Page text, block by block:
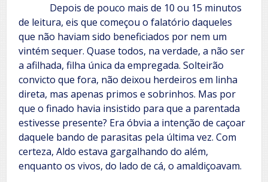
Depois de pouco mais de 10 ou 15 minutos
de leitura, eis que começou o falatório daqueles
que não haviam sido beneficiados por nem um
vintém sequer. Quase todos, na verdade, a não ser
a afilhada, filha única da empregada. Solteirão
convicto que fora, não deixou herdeiros em linha
direta, mas apenas primos e sobrinhos. Mas por
que o finado havia insistido para que a parentada
estivesse presente? Era óbvia a intenção de caçoar
daquele bando de parasitas pela última vez. Com
certeza, Aldo estava gargalhando do além,
enquanto os vivos, do lado de cá, o amaldiçoavam.